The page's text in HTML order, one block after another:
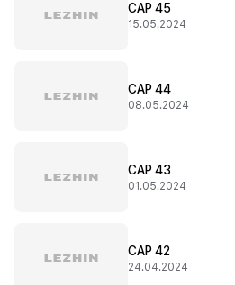
CAP 45
15.05.2024
CAP 44
08.05.2024
CAP 43
01.05.2024
CAP 42
24.04.2024